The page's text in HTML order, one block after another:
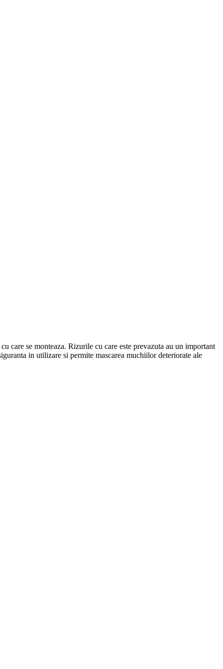
se monteaza. Rizurile cu care este prevazuta au un important
in utilizare si permite mascarea muchiilor deteriorate ale